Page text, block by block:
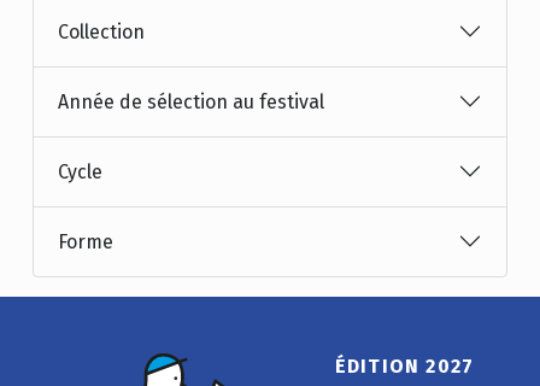
Collection
Année de sélection au festival
Cycle
Forme
ÉDITION 2027